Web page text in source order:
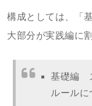
構成としては、「
大部分が実践編に
基礎編
ルールに